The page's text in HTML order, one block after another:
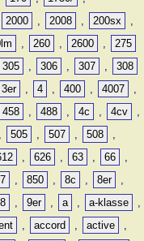
2000 , 2008 , 200sx
,
, 260 , 2600 ,
275
305 , 306 , 307 ,
308
3er , 4 , 400 , 4007
,
458 , 488 , 4c , 4cv
,
, 505 , 507 , 508
,
, 626 , 63 , 66
,
, 850 , 8c , 8er
,
, 9er , a , a-klasse
,
, accord , active
,